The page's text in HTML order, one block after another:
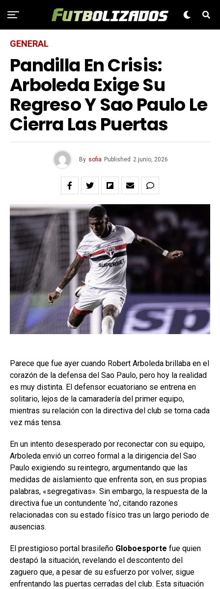
GENERAL
Pandilla En Crisis:
Arboleda Exige Su
Regreso Y Sao Paulo Le
Cierra Las Puertas
By sofia Published 2 junio, 2026
Parece que fue ayer cuando Robert Arboleda brillaba en el
corazón de la defensa del Sao Paulo, pero hoy la realidad
es muy distinta. El defensor ecuatoriano se entrena en
solitario, lejos de la camaradería del primer equipo,
mientras su relación con la directiva del club se torna cada
vez más tensa.
En un intento desesperado por reconectar con su equipo,
Arboleda envió un correo formal a la dirigencia del Sao
Paulo exigiendo su reintegro, argumentando que las
medidas de aislamiento que enfrenta son, en sus propias
palabras, «segregativas». Sin embargo, la respuesta de la
directiva fue un contundente ‘no’, citando razones
relacionadas con su estado físico tras un largo periodo de
ausencias.
El prestigioso portal brasileño Globoesporte fue quien
destapó la situación, revelando el descontento del
zaguero que, a pesar de su esfuerzo por volver, sigue
enfrentando las puertas cerradas del club. Esta situación